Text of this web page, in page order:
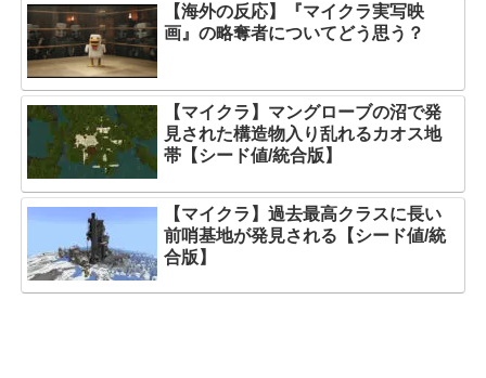
【海外の反応】『マイクラ実写映
画』の略奪者についてどう思う？
【マイクラ】マングローブの沼で発
見された構造物入り乱れるカオス地
帯【シード値/統合版】
【マイクラ】過去最高クラスに長い
前哨基地が発見される【シード値/統
合版】